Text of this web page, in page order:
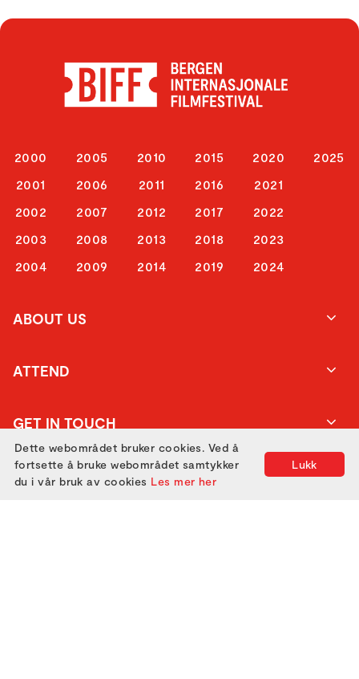
2000
2001
2002
2003
2004
2005
2006
2007
2008
2009
2010
2011
2012
2013
2014
2015
2016
2017
2018
2019
2020
2021
2022
2023
2024
2025
ABOUT US
ATTEND
GET IN TOUCH
Lukk
Dette webområdet bruker cookies. Ved å
fortsette å bruke webområdet samtykker
du i vår bruk av cookies Les mer her